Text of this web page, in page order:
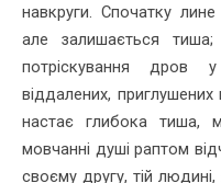
навкруги. Спочатку
але залишається
потріскування дров
віддалених, приглушених
настає глибока тиша,
мовчанні душі раптом
своєму другу, тій